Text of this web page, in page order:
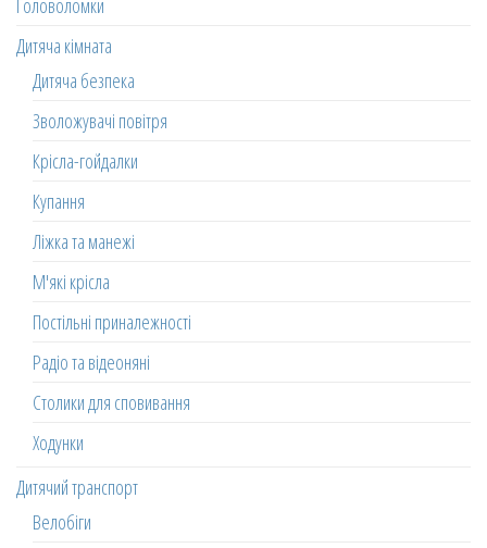
Головоломки
Дитяча кімната
Дитяча безпека
Зволожувачі повітря
Крісла-гойдалки
Купання
Ліжка та манежі
М'які крісла
Постільні приналежності
Радіо та відеоняні
Столики для сповивання
Ходунки
Дитячий транспорт
Велобіги